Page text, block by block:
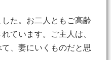
た。お二人ともご高齢
ています。ご主人は、
、妻にいくものだと思